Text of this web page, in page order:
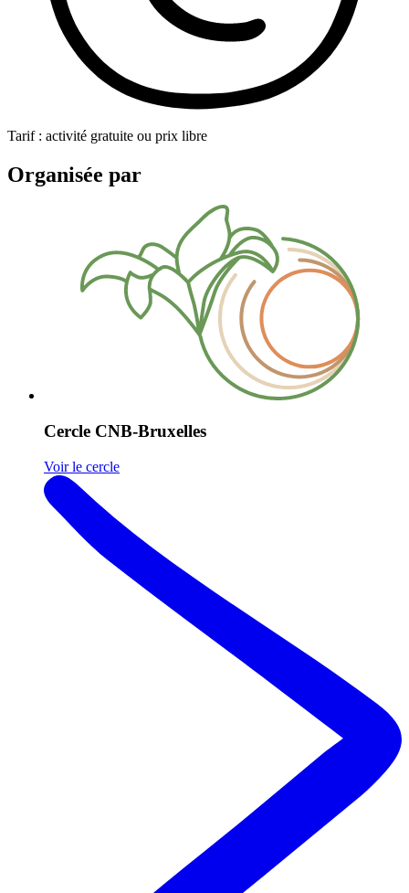
Tarif : activité gratuite ou prix libre
Organisée par
Cercle CNB-Bruxelles
Voir le cercle